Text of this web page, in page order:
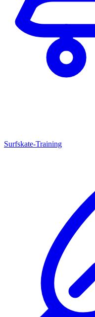
Surfskate-Training